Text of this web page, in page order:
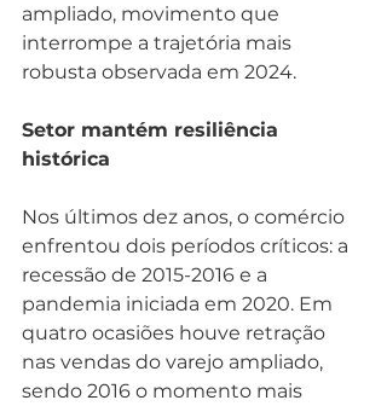
ampliado, movimento que
interrompe a trajetória mais
robusta observada em 2024.
Setor mantém resiliência
histórica
Nos últimos dez anos, o comércio
enfrentou dois períodos críticos: a
recessão de 2015-2016 e a
pandemia iniciada em 2020. Em
quatro ocasiões houve retração
nas vendas do varejo ampliado,
sendo 2016 o momento mais